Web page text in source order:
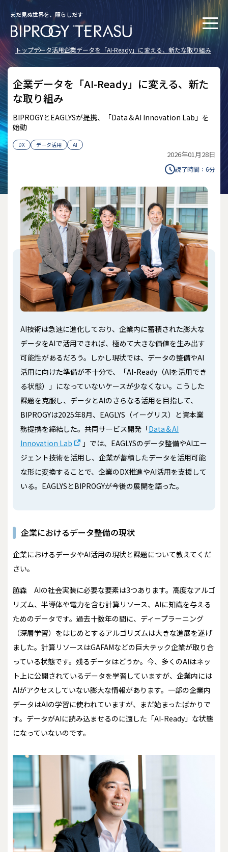
まだ見ぬ世界を、照らしだす
トップデータ活用企業データを「AI-Ready」に変える、新たな取り組み
企業データを「AI-Ready」に変える、新た
な取り組み
BIPROGYとEAGLYSが提携、「Data＆AI Innovation Lab」を
始動
DX データ活用 AI
2026年01月28日
読了時間： 6分
AI技術は急速に進化しており、企業内に蓄積された膨大な
データをAIで活用できれば、極めて大きな価値を生み出す
可能性があるだろう。しかし現状では、データの整備やAI
活用に向けた準備が不十分で、「AI-Ready（AIを活用でき
る状態）」になっていないケースが少なくない。こうした
課題を克服し、データとAIのさらなる活用を目指して、
BIPROGYは2025年8月、EAGLYS（イーグリス）と資本業
務提携を締結した。共同サービス開発「Data＆AI
Innovation Lab
」では、EAGLYSのデータ整備やAIエー
ジェント技術を活用し、企業が蓄積したデータを活用可能
な形に変換することで、企業のDX推進やAI活用を支援して
いる。EAGLYSとBIPROGYが今後の展開を語った。
企業におけるデータ整備の現状
――企業におけるデータやAI活用の現状と課題について教えてくだ
さい。
脇森
AIの社会実装に必要な要素は3つあります。高度なアルゴ
リズム、半導体や電力を含む計算リソース、AIに知識を与える
ためのデータです。過去十数年の間に、ディープラーニング
（深層学習）をはじめとするアルゴリズムは大きな進展を遂げ
ました。計算リソースはGAFAMなどの巨大テック企業が取り合
っている状態です。残るデータはどうか。今、多くのAIはネッ
ト上に公開されているデータを学習していますが、企業内には
AIがアクセスしていない膨大な情報があります。一部の企業内
データはAIの学習に使われていますが、まだ始まったばかりで
す。データがAIに読み込ませるのに適した「AI-Ready」な状態
になっていないのです。